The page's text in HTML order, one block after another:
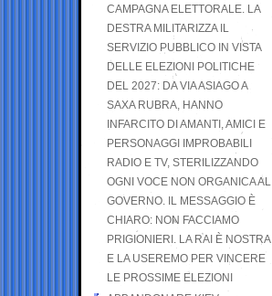
CAMPAGNA ELETTORALE. LA
DESTRA MILITARIZZA IL
SERVIZIO PUBBLICO IN VISTA
DELLE ELEZIONI POLITICHE
DEL 2027: DA VIA ASIAGO A
SAXA RUBRA, HANNO
INFARCITO DI AMANTI, AMICI E
PERSONAGGI IMPROBABILI
RADIO E TV, STERILIZZANDO
OGNI VOCE NON ORGANICA AL
GOVERNO. IL MESSAGGIO È
CHIARO: NON FACCIAMO
PRIGIONIERI. LA RAI È NOSTRA
E LA USEREMO PER VINCERE
LE PROSSIME ELEZIONI